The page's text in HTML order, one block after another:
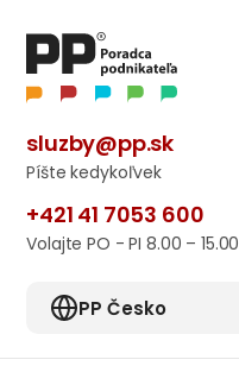
sluzby@pp.sk
Píšte kedykoľvek
+421 41 7053 600
Volajte PO - PI 8.00 – 15.00
PP Česko